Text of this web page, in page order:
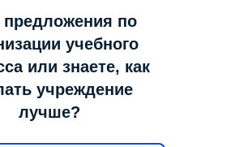
предложения по
учебного
или знаете, как
учреждение
лучше?